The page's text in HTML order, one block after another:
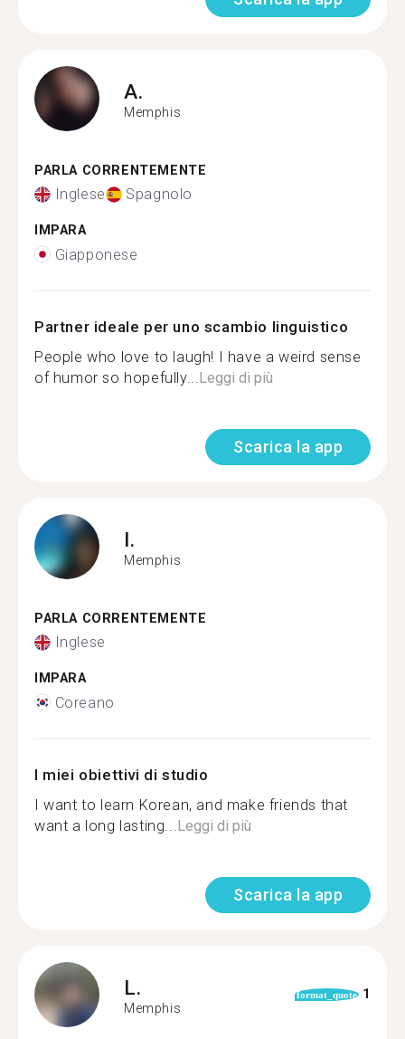
A.
Memphis
PARLA CORRENTEMENTE
Inglese Spagnolo
IMPARA
Giapponese
Partner ideale per uno scambio linguistico
People who love to laugh! I have a weird sense
of humor so hopefully... Leggi di più
Scarica la app
I.
Memphis
PARLA CORRENTEMENTE
Inglese
IMPARA
Coreano
I miei obiettivi di studio
I want to learn Korean, and make friends that
want a long lasting... Leggi di più
Scarica la app
L.
Memphis
format_quote 1